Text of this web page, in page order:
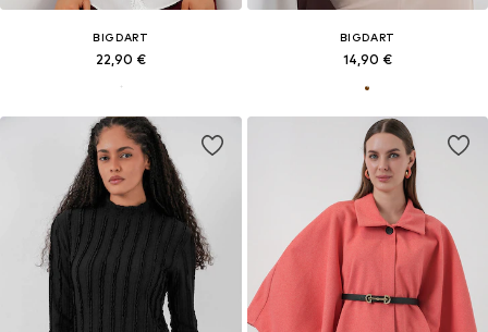
BIGDART
22,90 €
BIGDART
14,90 €